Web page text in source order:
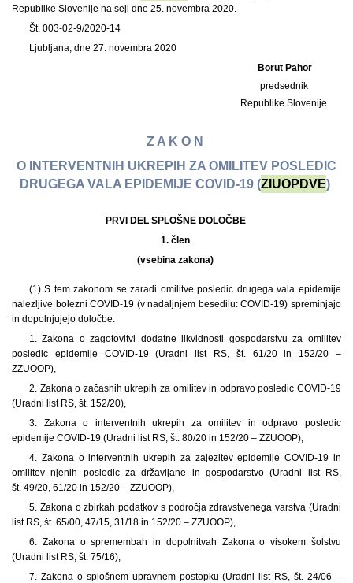
Republike Slovenije na seji dne 25. novembra 2020.
Št. 003-02-9/2020-14
Ljubljana, dne 27. novembra 2020
Borut Pahor
predsednik
Republike Slovenije
Z A K O N
O INTERVENTNIH UKREPIH ZA OMILITEV POSLEDIC
DRUGEGA VALA EPIDEMIJE COVID-19 (ZIUOPDVE)
PRVI DEL SPLOŠNE DOLOČBE
1. člen
(vsebina zakona)
(1) S tem zakonom se zaradi omilitve posledic drugega vala epidemije
nalezljive bolezni COVID-19 (v nadaljnjem besedilu: COVID-19) spreminjajo
in dopolnjujejo določbe:
1. Zakona o zagotovitvi dodatne likvidnosti gospodarstvu za omilitev
posledic epidemije COVID-19 (Uradni list RS, št. 61/20 in 152/20 –
ZZUOOP),
2. Zakona o začasnih ukrepih za omilitev in odpravo posledic COVID-19
(Uradni list RS, št. 152/20),
3. Zakona o interventnih ukrepih za omilitev in odpravo posledic
epidemije COVID-19 (Uradni list RS, št. 80/20 in 152/20 – ZZUOOP),
4. Zakona o interventnih ukrepih za zajezitev epidemije COVID-19 in
omilitev njenih posledic za državljane in gospodarstvo (Uradni list RS,
št. 49/20, 61/20 in 152/20 – ZZUOOP),
5. Zakona o zbirkah podatkov s področja zdravstvenega varstva (Uradni
list RS, št. 65/00, 47/15, 31/18 in 152/20 – ZZUOOP),
6. Zakona o spremembah in dopolnitvah Zakona o visokem šolstvu
(Uradni list RS, št. 75/16),
7. Zakona o splošnem upravnem postopku (Uradni list RS, št. 24/06 –